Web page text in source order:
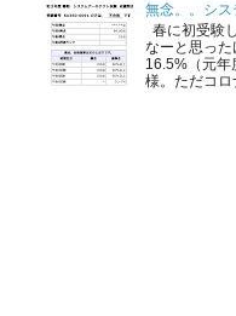
無念。。シス
春に初受験
なーと思っ
16.5%（元
様。ただコ